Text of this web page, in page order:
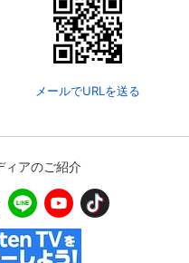
メールでURLを送る
ィアのご紹介